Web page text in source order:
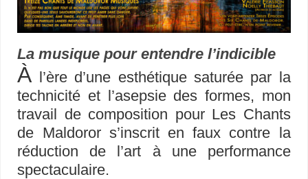
La musique pour entendre l’indicible
À l’ère d’une esthétique saturée par la
technicité et l’asepsie des formes, mon
travail de composition pour Les Chants
de Maldoror s’inscrit en faux contre la
réduction de l’art à une performance
spectaculaire.